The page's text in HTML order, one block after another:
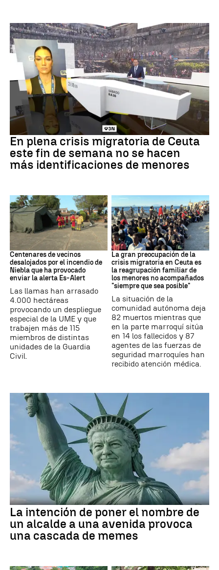
Crisis en Ceuta
En plena crisis migratoria de Ceuta
este fin de semana no se hacen
más identificaciones de menores
Incendio
Centenares de vecinos
desalojados por el incendio de
Niebla que ha provocado
enviar la alerta Es-Alert
Las llamas han arrasado
4.000 hectáreas
provocando un despliegue
especial de la UME y que
trabajen más de 115
miembros de distintas
unidades de la Guardia
Civil.
CRISIS MIGRATORIA
La gran preocupación de la
crisis migratoria en Ceuta es
la reagrupación familiar de
los menores no acompañados
"siempre que sea posible"
La situación de la
comunidad autónoma deja
82 muertos mientras que
en la parte marroquí sitúa
en 14 los fallecidos y 87
agentes de las fuerzas de
seguridad marroquíes han
recibido atención médica.
La intención de poner el nombre de
un alcalde a una avenida provoca
una cascada de memes